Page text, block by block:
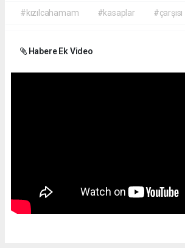
#kızılcahamam #kasaplar #çarşısı
Habere Ek Video